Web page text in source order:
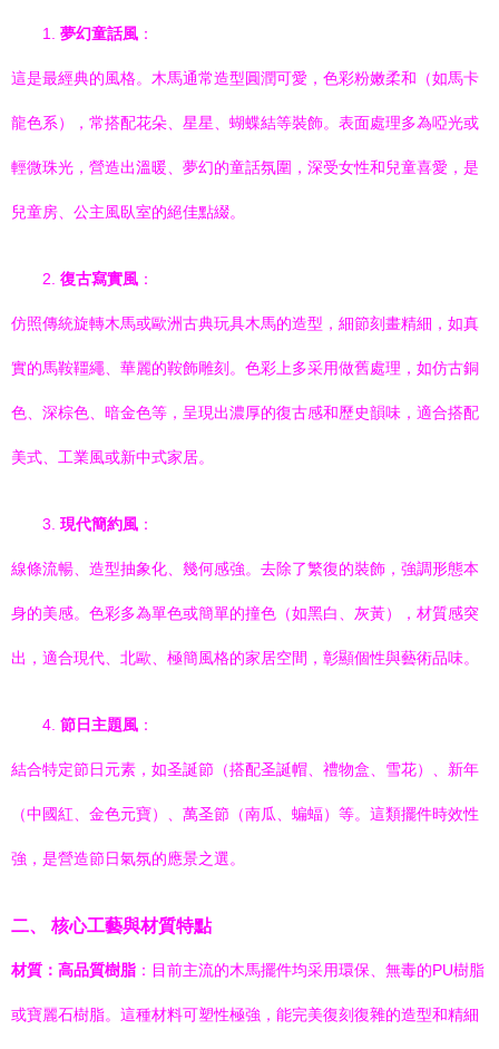
1. 夢幻童話風 ：
這是最經典的風格。木馬通常造型圓潤可愛，色彩粉嫩柔和（如馬卡
龍色系），常搭配花朵、星星、蝴蝶結等裝飾。表面處理多為啞光或
輕微珠光，營造出溫暖、夢幻的童話氛圍，深受女性和兒童喜愛，是
兒童房、公主風臥室的絕佳點綴。
2. 復古寫實風 ：
仿照傳統旋轉木馬或歐洲古典玩具木馬的造型，細節刻畫精細，如真
實的馬鞍韁繩、華麗的鞍飾雕刻。色彩上多采用做舊處理，如仿古銅
色、深棕色、暗金色等，呈現出濃厚的復古感和歷史韻味，適合搭配
美式、工業風或新中式家居。
3. 現代簡約風 ：
線條流暢、造型抽象化、幾何感強。去除了繁復的裝飾，強調形態本
身的美感。色彩多為單色或簡單的撞色（如黑白、灰黃），材質感突
出，適合現代、北歐、極簡風格的家居空間，彰顯個性與藝術品味。
4. 節日主題風 ：
結合特定節日元素，如圣誕節（搭配圣誕帽、禮物盒、雪花）、新年
（中國紅、金色元寶）、萬圣節（南瓜、蝙蝠）等。這類擺件時效性
強，是營造節日氣氛的應景之選。
二、 核心工藝與材質特點
材質：高品質樹脂 ：目前主流的木馬擺件均采用環保、無毒的PU樹脂
或寶麗石樹脂。這種材料可塑性極強，能完美復刻復雜的造型和精細